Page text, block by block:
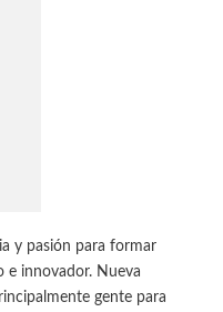
y pasión para formar
e innovador. Nueva
gente para